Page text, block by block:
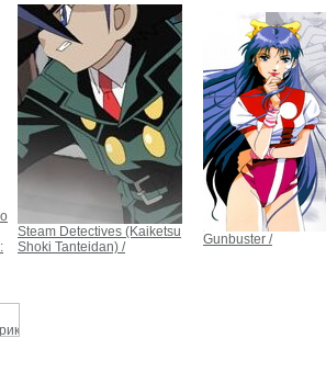
Steam Detectives (Kaiketsu
Shoki Tanteidan) /
Gunbuster /